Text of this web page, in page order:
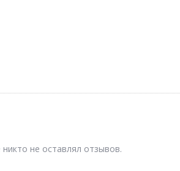
не оставлял отзывов.